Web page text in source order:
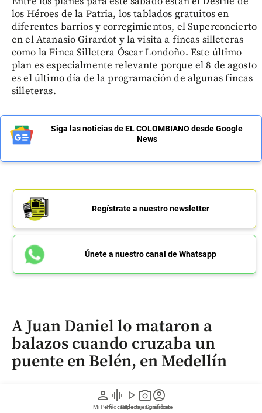
person
Mi Perfil
graphic_eq
Pódcast
play_arrow
Videos
photo_camera
Reportajes gráficos
account_circle
Suscríbete
los Héroes de la Patria, los tablados gratuitos en
diferentes barrios y corregimientos, el Superconcierto
en el Atanasio Girardot y la visita a fincas silleteras
como la Finca Silletera Óscar Londoño. Este último
plan es especialmente relevante porque el 8 de agosto
es el último día de la programación de algunas fincas
silleteras.
Siga las noticias de EL COLOMBIANO desde Google
News
Regístrate a nuestro newsletter
Únete a nuestro canal de Whatsapp
A Juan Daniel lo mataron a
balazos cuando cruzaba un
puente en Belén, en Medellín